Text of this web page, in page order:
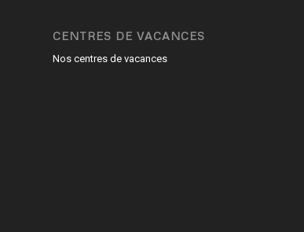
CENTRES DE VACANCES
Nos centres de vacances